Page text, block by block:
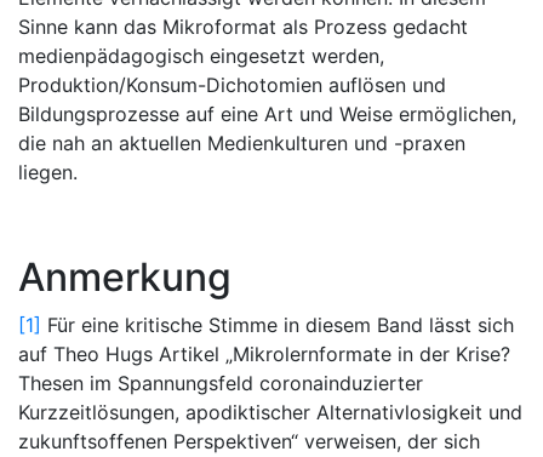
Sinne kann das Mikroformat als Prozess gedacht
medienpädagogisch eingesetzt werden,
Produktion/Konsum-Dichotomien auflösen und
Bildungsprozesse auf eine Art und Weise ermöglichen,
die nah an aktuellen Medienkulturen und -praxen
liegen.
Anmerkung
[1] Für eine kritische Stimme in diesem Band lässt sich
auf Theo Hugs Artikel „Mikrolernformate in der Krise?
Thesen im Spannungsfeld coronainduzierter
Kurzzeitlösungen, apodiktischer Alternativlosigkeit und
zukunftsoffenen Perspektiven“ verweisen, der sich